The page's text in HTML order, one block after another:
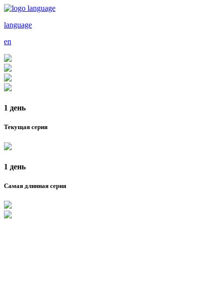
language
en
1 день
Текущая серия
1 день
Самая длинная серия